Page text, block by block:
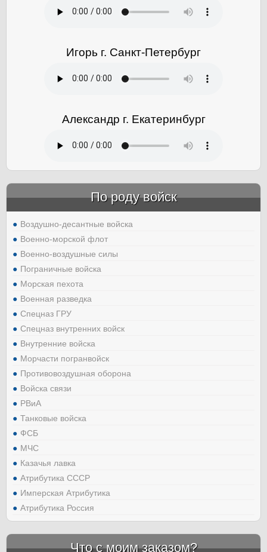
Игорь г. Санкт-Петербург
Александр г. Екатеринбург
По роду войск
Воздушно-десантные войска
Военно-морской флот
Военно-воздушные силы
Пограничные войска
Морская пехота
Военная разведка
Спецназ ГРУ
Спецназ внутренних войск
Внутренние войска
Морчасти погранвойск
Противовоздушная оборона
Войска связи
РВиА
Танковые войска
ФСБ
МЧС
Казачья лавка
Атрибутика СССР
Имперская Атрибутика
Атрибутика Россия
Что с моим заказом?